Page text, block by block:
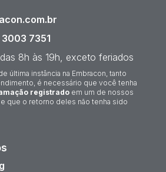
3003 7351
8h às 19h, exceto feriados
última instância na Embracon, tanto
é necessário que você tenha
registrado em um de nossos
que o retorno deles não tenha sido